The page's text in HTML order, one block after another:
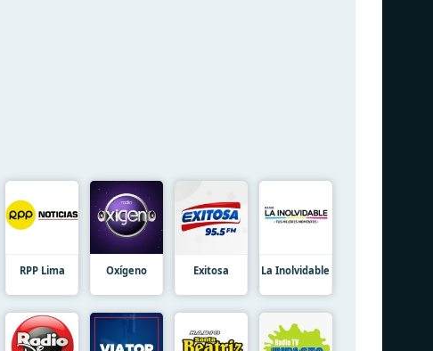
RPP Lima Oxígeno Exitosa La Inolvidable